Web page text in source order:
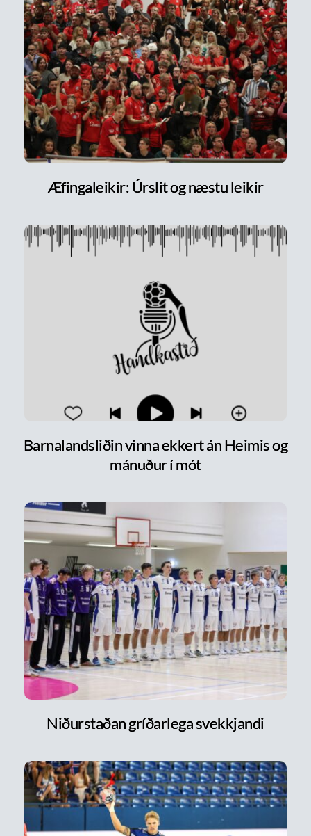
Æfingaleikir: Úrslit og næstu leikir
Barnalandsliðin vinna ekkert án Heimis og
mánuður í mót
Niðurstaðan gríðarlega svekkjandi